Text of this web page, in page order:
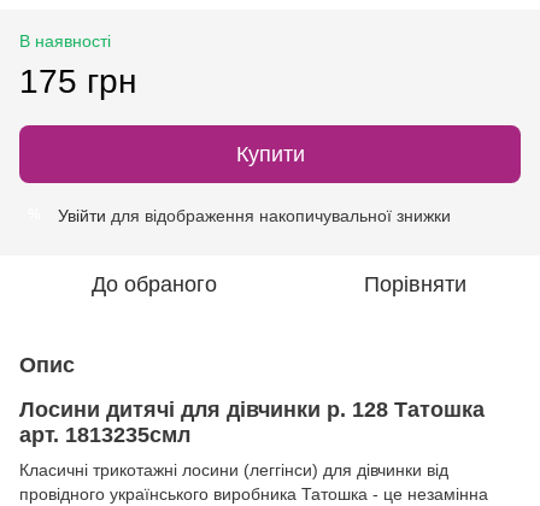
В наявності
175 грн
Купити
Увійти для відображення накопичувальної знижки
До обраного Порівняти
Опис
Лосини дитячі для дівчинки р. 128 Татошка
арт. 1813235смл
Класичні трикотажні лосини (леггінси) для дівчинки від
провідного українського виробника Татошка - це незамінна